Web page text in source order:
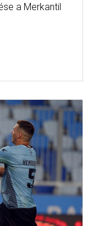
a Merkantil